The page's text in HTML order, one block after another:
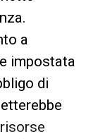
a
impostata
di